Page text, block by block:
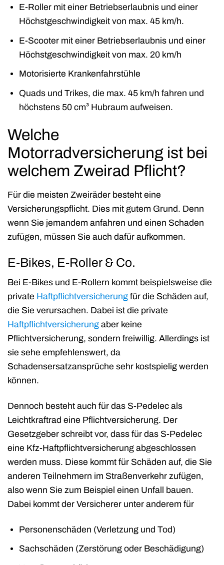
E-Roller mit einer Betriebserlaubnis und einer
Höchstgeschwindigkeit von max. 45 km/h.
E-Scooter mit einer Betriebserlaubnis und einer
Höchstgeschwindigkeit von max. 20 km/h
Motorisierte Krankenfahrstühle
Quads und Trikes, die max. 45 km/h fahren und
höchstens 50 cm³ Hubraum aufweisen.
Welche
Motorradversicherung ist bei
welchem Zweirad Pflicht?
Für die meisten Zweiräder besteht eine
Versicherungspflicht. Dies mit gutem Grund. Denn
wenn Sie jemandem anfahren und einen Schaden
zufügen, müssen Sie auch dafür aufkommen.
E-Bikes, E-Roller & Co.
Bei E-Bikes und E-Rollern kommt beispielsweise die
private Haftpflichtversicherung für die Schäden auf,
die Sie verursachen. Dabei ist die private
Haftpflichtversicherung aber keine
Pflichtversicherung, sondern freiwillig. Allerdings ist
sie sehe empfehlenswert, da
Schadensersatzansprüche sehr kostspielig werden
können.
Dennoch besteht auch für das S-Pedelec als
Leichtkraftrad eine Pflichtversicherung. Der
Gesetzgeber schreibt vor, dass für das S-Pedelec
eine Kfz-Haftpflichtversicherung abgeschlossen
werden muss. Diese kommt für Schäden auf, die Sie
anderen Teilnehmern im Straßenverkehr zufügen,
also wenn Sie zum Beispiel einen Unfall bauen.
Dabei kommt der Versicherer unter anderem für
Personenschäden (Verletzung und Tod)
Sachschäden (Zerstörung oder Beschädigung)